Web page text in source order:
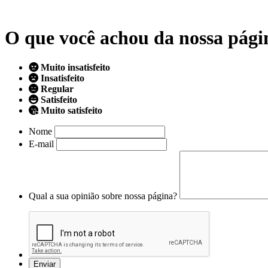
O que você achou da nossa
Muito insatisfeito
Insatisfeito
Regular
Satisfeito
Muito satisfeito
Nome
E-mail
Qual a sua opinião sobre nossa página?